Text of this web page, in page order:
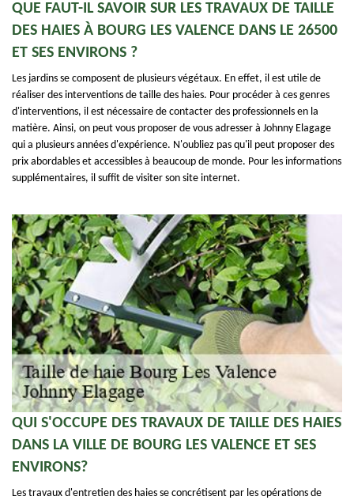
QUE FAUT-IL SAVOIR SUR LES TRAVAUX DE TAILLE
DES HAIES À BOURG LES VALENCE DANS LE 26500
ET SES ENVIRONS ?
Les jardins se composent de plusieurs végétaux. En effet, il est utile de
réaliser des interventions de taille des haies. Pour procéder à ces genres
d'interventions, il est nécessaire de contacter des professionnels en la
matière. Ainsi, on peut vous proposer de vous adresser à Johnny Elagage
qui a plusieurs années d'expérience. N'oubliez pas qu'il peut proposer des
prix abordables et accessibles à beaucoup de monde. Pour les informations
supplémentaires, il suffit de visiter son site internet.
QUI S'OCCUPE DES TRAVAUX DE TAILLE DES HAIES
DANS LA VILLE DE BOURG LES VALENCE ET SES
ENVIRONS?
Les travaux d'entretien des haies se concrétisent par les opérations de